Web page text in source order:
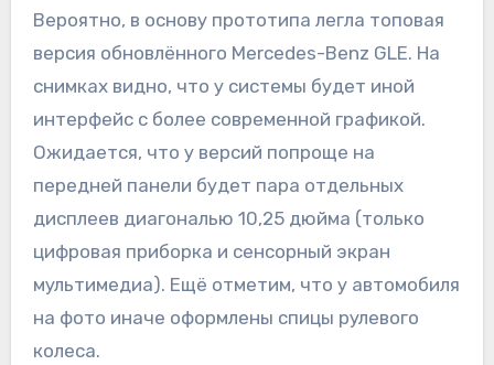
Вероятно, в основу прототипа легла топовая
версия обновлённого Mercedes-Benz GLE. На
снимках видно, что у системы будет иной
интерфейс с более современной графикой.
Ожидается, что у версий попроще на
передней панели будет пара отдельных
дисплеев диагональю 10,25 дюйма (только
цифровая приборка и сенсорный экран
мультимедиа). Ещё отметим, что у автомобиля
на фото иначе оформлены спицы рулевого
колеса.